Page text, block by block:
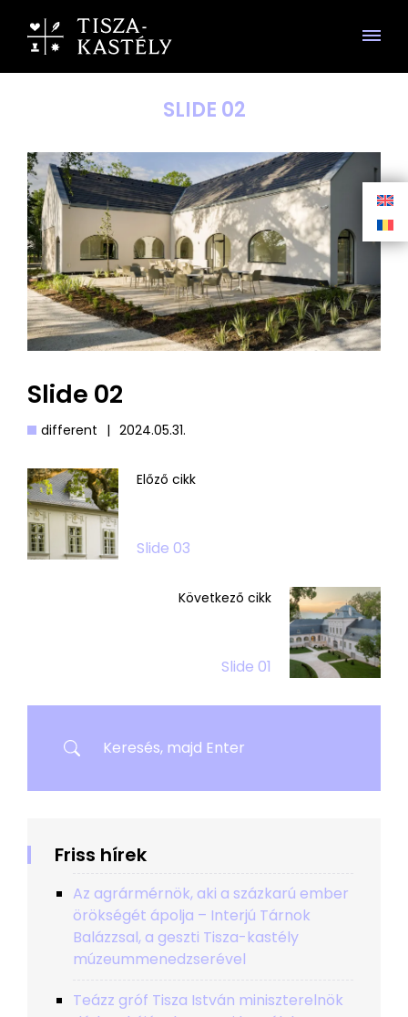
SLIDE 02
Slide 02
different | 2024.05.31.
Előző cikk
Slide 03
Következő cikk
Slide 01
Friss hírek
Az agrármérnök, aki a százkarú ember
örökségét ápolja – Interjú Tárnok
Balázzsal, a geszti Tisza-kastély
múzeummenedzserével
Teázz gróf Tisza István miniszterelnök